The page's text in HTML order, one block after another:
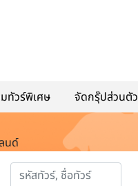
ทัวร์พิเศษ จัดกรุ๊ปส่วนตัว
นด์